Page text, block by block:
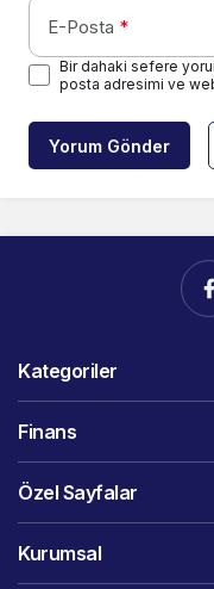
E-Posta *
Bir dahaki sefere
posta adresimi ve
Yorum Gönder
Kategoriler
Finans
Özel Sayfalar
Kurumsal